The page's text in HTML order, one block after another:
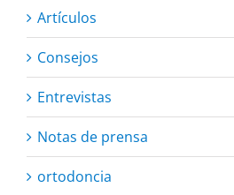
Artículos
Consejos
Entrevistas
Notas de prensa
ortodoncia